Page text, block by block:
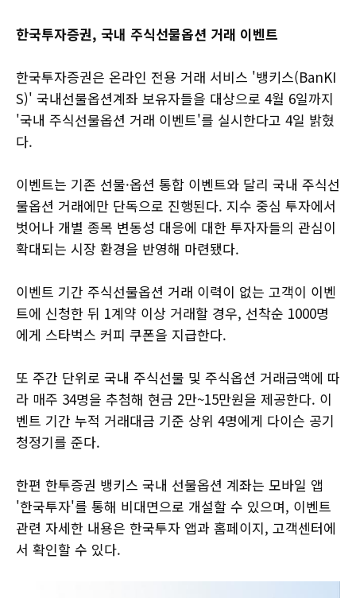
한국투자증권, 국내 주식선물옵션 거래 이벤트
한국투자증권은 온라인 전용 거래 서비스 '뱅키스(BanKI
S)' 국내선물옵션계좌 보유자들을 대상으로 4월 6일까지
'국내 주식선물옵션 거래 이벤트'를 실시한다고 4일 밝혔
다.
이벤트는 기존 선물·옵션 통합 이벤트와 달리 국내 주식선
물옵션 거래에만 단독으로 진행된다. 지수 중심 투자에서
벗어나 개별 종목 변동성 대응에 대한 투자자들의 관심이
확대되는 시장 환경을 반영해 마련됐다.
이벤트 기간 주식선물옵션 거래 이력이 없는 고객이 이벤
트에 신청한 뒤 1계약 이상 거래할 경우, 선착순 1000명
에게 스타벅스 커피 쿠폰을 지급한다.
또 주간 단위로 국내 주식선물 및 주식옵션 거래금액에 따
라 매주 34명을 추첨해 현금 2만~15만원을 제공한다. 이
벤트 기간 누적 거래대금 기준 상위 4명에게 다이슨 공기
청정기를 준다.
한편 한투증권 뱅키스 국내 선물옵션 계좌는 모바일 앱
'한국투자'를 통해 비대면으로 개설할 수 있으며, 이벤트
관련 자세한 내용은 한국투자 앱과 홈페이지, 고객센터에
서 확인할 수 있다.